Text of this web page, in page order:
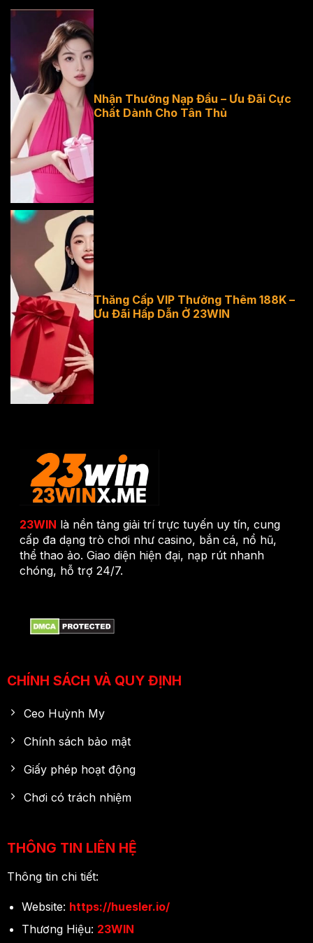
Nhận Thưởng
Nạp Đầu - Ưu
Đãi Cực Chất
Dành Cho Tân
Thủ
Nhận Thưởng Nạp Đầu – Ưu Đãi Cực
Chất Dành Cho Tân Thủ
Thăng Cấp VIP
Thưởng Thêm
188K - Ưu Đãi
Hấp Dẫn Ở
23WIN
Thăng Cấp VIP Thưởng Thêm 188K –
Ưu Đãi Hấp Dẫn Ở 23WIN
23WIN là nền tảng giải trí trực tuyến uy tín, cung
cấp đa dạng trò chơi như casino, bắn cá, nổ hũ,
thể thao ảo. Giao diện hiện đại, nạp rút nhanh
chóng, hỗ trợ 24/7.
CHÍNH SÁCH VÀ QUY ĐỊNH
Ceo Huỳnh My
Chính sách bảo mật
Giấy phép hoạt động
Chơi có trách nhiệm
THÔNG TIN LIÊN HỆ
Thông tin chi tiết:
Website: https://huesler.io/
Thương Hiệu: 23WIN